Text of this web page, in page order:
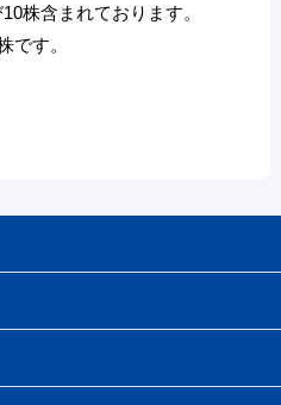
株含まれております。
です。